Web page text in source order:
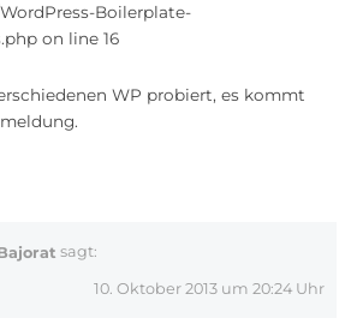
Boilerplate-
on line 16
WP probiert, es kommt
sagt:
10. Oktober 2013 um 20:24 Uhr